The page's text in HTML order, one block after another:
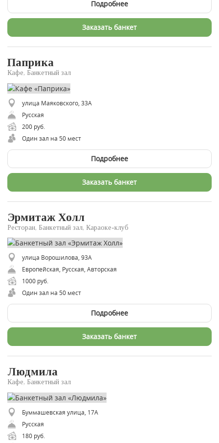
Подробнее
Заказать банкет
Паприка
Кафе, Банкетный зал
улица Маяковского, 33А
Русская
200 руб.
Один зал на 50 мест
Подробнее
Заказать банкет
Эрмитаж Холл
Ресторан, Банкетный зал, Караоке-клуб
улица Ворошилова, 93А
Европейская, Русская, Авторская
1000 руб.
Один зал на 50 мест
Подробнее
Заказать банкет
Людмила
Кафе, Банкетный зал
Буммашевская улица, 17А
Русская
180 руб.